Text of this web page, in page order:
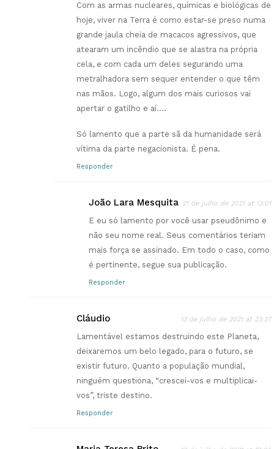
Com as armas nucleares, químicas e biológicas de
hoje, viver na Terra é como estar-se preso numa
grande jaula cheia de macacos agressivos, que
atearam um incêndio que se alastra na própria
cela, e com cada um deles segurando uma
metralhadora sem sequer entender o que têm
nas mãos. Logo, algum dos mais curiosos vai
apertar o gatilho e aí….
Só lamento que a parte sã da humanidade será
vítima da parte negacionista. É pena.
Responder
João Lara Mesquita 21 de julho de 2021 at 13:01
E eu só lamento por você usar pseudônimo e
não seu nome real. Seus comentários teriam
mais força se assinado. Em todo o caso, como
é pertinente, segue sua publicação.
Responder
Cláudio 13 de julho de 2021 at 23:27
Lamentável estamos destruindo este Planeta,
deixaremos um belo legado, para o futuro, se
existir futuro. Quanto a população mundial,
ninguém questiona, “crescei-vos e multiplicai-
vos”, triste destino.
Responder